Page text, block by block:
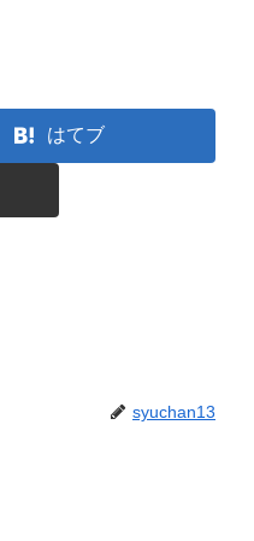
はてブ
syuchan13